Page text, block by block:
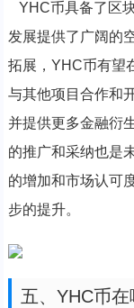
YHC币具备了区
发展提供了广阔的
拓展，YHC币有望
与其他项目合作和
并提供更多金融衍
的推广和采纳也是
的增加和市场认可
步的提升。
五、YHC币在